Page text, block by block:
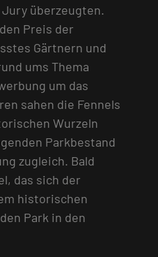
überzeugten.
Preis der
Gärtnern und
ums Thema
um das
sahen die Fennels
Wurzeln
Parkbestand
zugleich. Bald
das sich der
historischen
Park in den